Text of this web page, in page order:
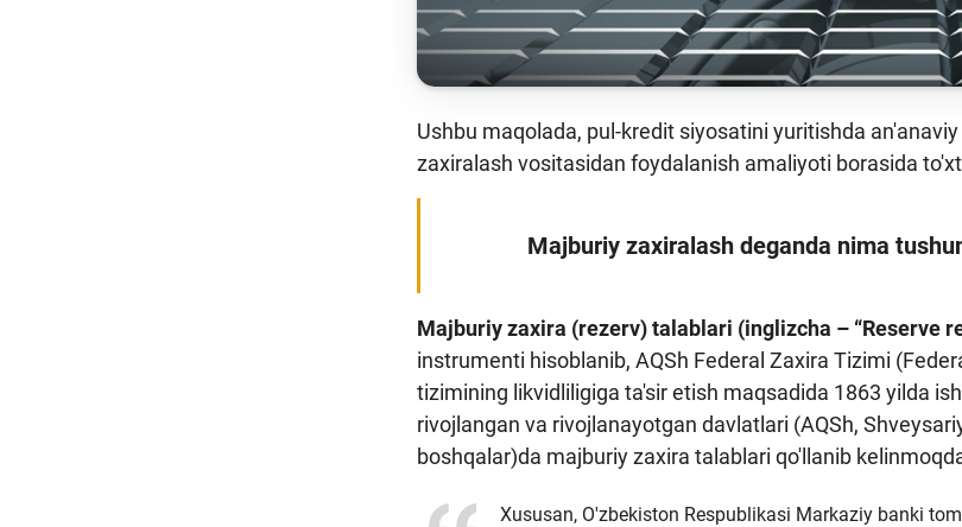
Ushbu maqolada, pul-kredit siyosatini yuritishda
zaxiralash vositasidan foydalanish amaliyoti borasida
Majburiy zaxiralash deganda nima
Majburiy zaxira (rezerv) talablari (inglizcha – “Reserve
instrumenti hisoblanib, AQSh Federal Zaxira Tizimi
tizimining likvidliligiga ta'sir etish maqsadida 1863 yilda
rivojlangan va rivojlanayotgan davlatlari (AQSh,
boshqalar)da majburiy zaxira talablari qo'llanib
Xususan, O'zbekiston Respublikasi Markaziy banki